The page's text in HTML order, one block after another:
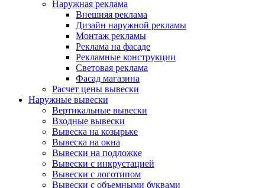
Наружная реклама
Внешняя реклама
Дизайн наружной рекламы
Монтаж рекламы
Реклама на фасаде
Рекламные конструкции
Световая реклама
Фасад магазина
Расчет цены вывески
Наружные вывески
Вертикальные вывески
Входные вывески
Вывеска на козырьке
Вывеска на окна
Вывески на подложке
Вывески с инкрустацией
Вывески с логотипом
Вывески с объемными буквами